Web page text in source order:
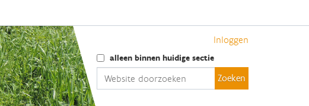
Zoekalleen binnen huidige sectie
Inloggen